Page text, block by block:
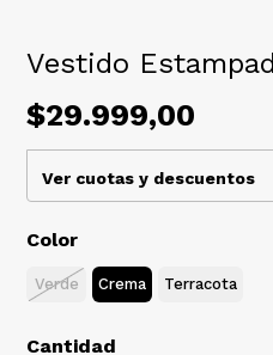
Vestido
$29.999,00
Ver cuotas y descuentos
Color
Verde Crema Terracota
Cantidad